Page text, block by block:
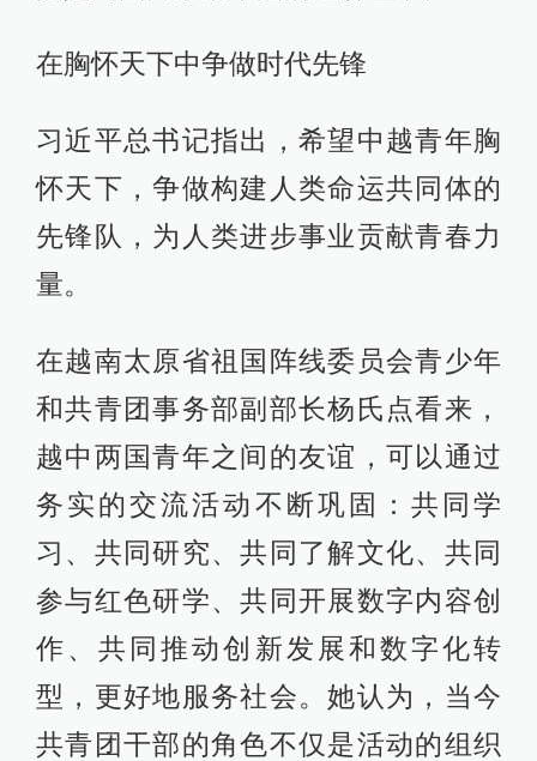
在胸怀天下中争做时代先锋
习近平总书记指出，希望中越青年胸
怀天下，争做构建人类命运共同体的
先锋队，为人类进步事业贡献青春力
量。
在越南太原省祖国阵线委员会青少年
和共青团事务部副部长杨氏点看来，
越中两国青年之间的友谊，可以通过
务实的交流活动不断巩固：共同学
习、共同研究、共同了解文化、共同
参与红色研学、共同开展数字内容创
作、共同推动创新发展和数字化转
型，更好地服务社会。她认为，当今
共青团干部的角色不仅是活动的组织